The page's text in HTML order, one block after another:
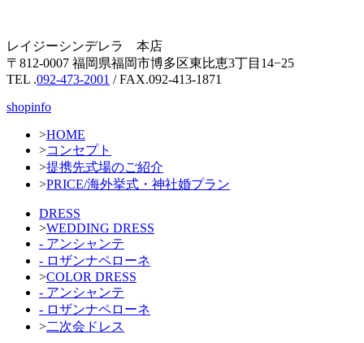
レイジーシンデレラ 本店
〒812-0007 福岡県福岡市博多区東比恵3丁目14−25
TEL .092-473-2001 / FAX.092-413-1871
shopinfo
>HOME
>コンセプト
>提携先式場のご紹介
>PRICE/海外挙式・神社婚プラン
DRESS
>WEDDING DRESS
- アンシャンテ
- ロザンナペローネ
>COLOR DRESS
- アンシャンテ
- ロザンナペローネ
>二次会ドレス